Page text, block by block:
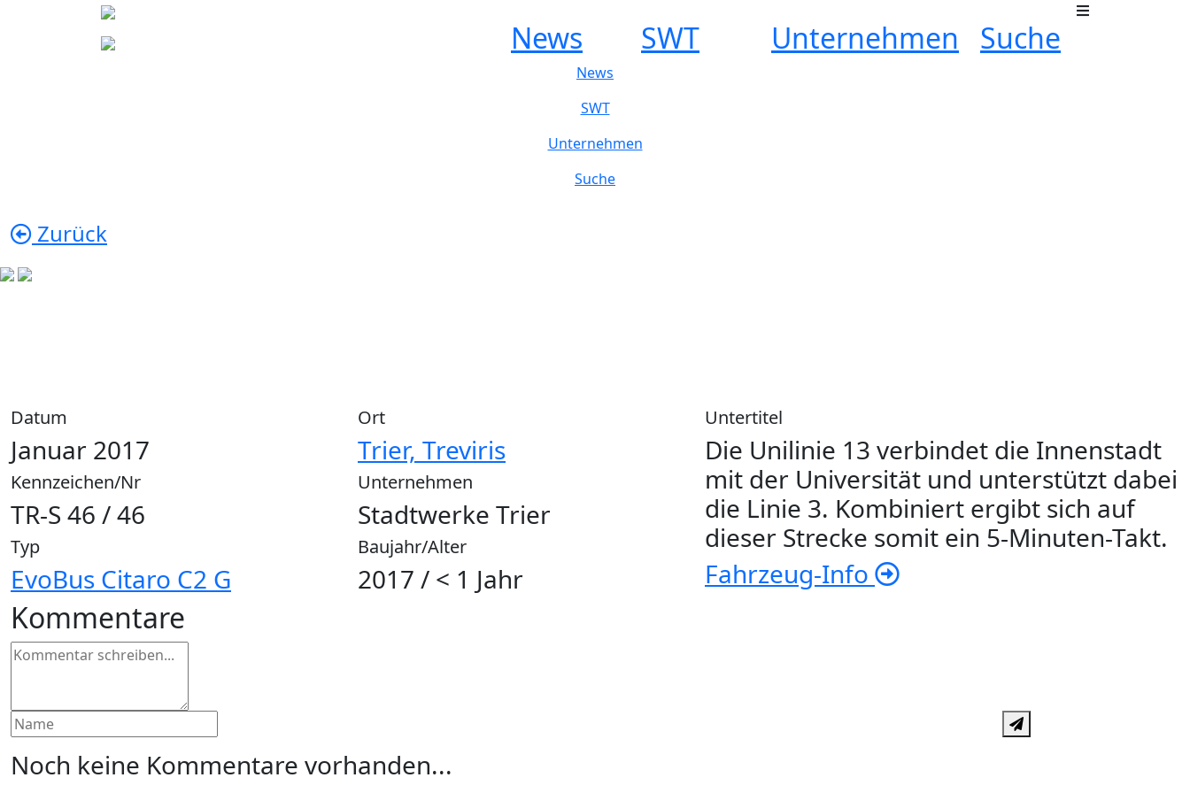
News SWT Unternehmen Suche
News
SWT
Unternehmen
Suche
Zurück
Datum
Januar 2017
Ort
Trier, Treviris
Kennzeichen/Nr
TR-S 46 / 46
Unternehmen
Stadtwerke Trier
Typ
EvoBus Citaro C2 G
Baujahr/Alter
2017 / < 1 Jahr
Untertitel
Die Unilinie 13 verbindet die Innenstadt
mit der Universität und unterstützt dabei
die Linie 3. Kombiniert ergibt sich auf
dieser Strecke somit ein 5-Minuten-Takt.
Fahrzeug-Info
Kommentare
Noch keine Kommentare vorhanden...